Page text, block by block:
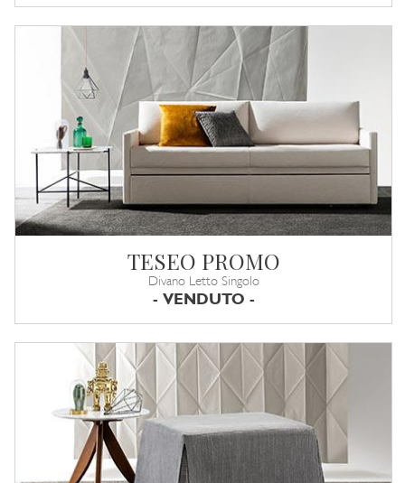
TESEO PROMO
Divano Letto Singolo
- VENDUTO -